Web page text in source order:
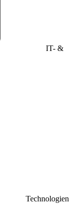
IT- &
Technologien